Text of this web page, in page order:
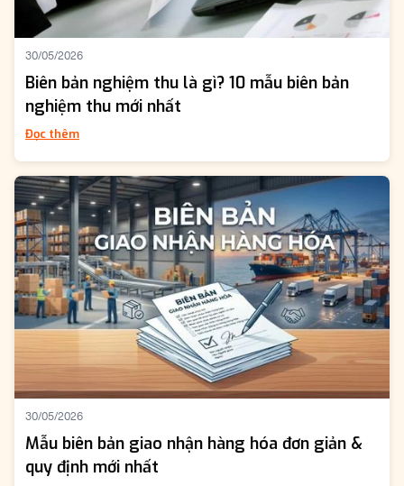
30/05/2026
Biên bản nghiệm thu là gì? 10 mẫu biên bản
nghiệm thu mới nhất
Đọc thêm
30/05/2026
Mẫu biên bản giao nhận hàng hóa đơn giản &
quy định mới nhất